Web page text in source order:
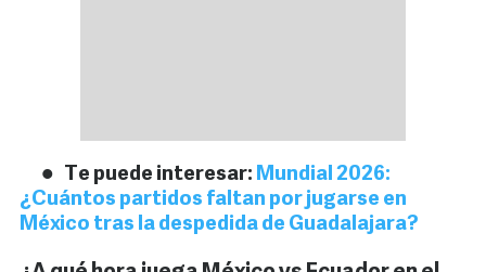
Te puede interesar: Mundial 2026:
¿Cuántos partidos faltan por jugarse en
México tras la despedida de Guadalajara?